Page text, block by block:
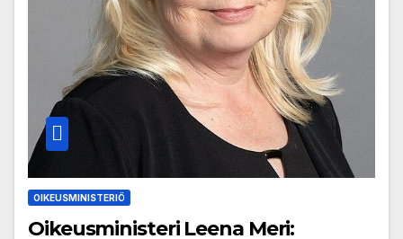
OIKEUSMINISTERIÖ
Oikeusministeri Leena Meri: